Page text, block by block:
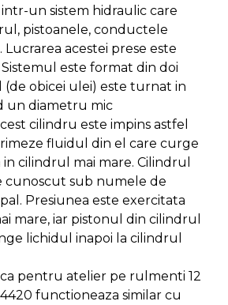
Auto
Tinichigerie
un sistem hidraulic care
pistoanele, conductele
Lucrarea acestei prese este
este format din doi
obicei ulei) este turnat in
un diametru mic
cilindru este impins astfel
fluidul din el care curge
cilindrul mai mare. Cilindrul
cunoscut sub numele de
Presiunea este exercitata
mare, iar pistonul din cilindrul
lichidul inapoi la cilindrul
pentru atelier pe rulmenti 12
functioneaza similar cu